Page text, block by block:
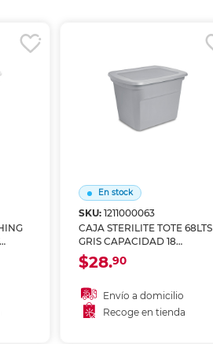
En stock
SKU: 1211000063
CAJA STERILITE TOTE 68LTS
GRIS CAPACIDAD 18
GALONES
$28.90
Envío a domicilio
Recoge en tienda